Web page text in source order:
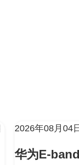
2026年08月04
华为E-